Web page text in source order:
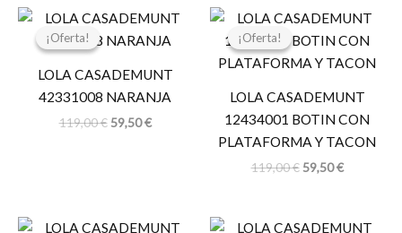
¡Oferta!
¡Oferta!
LOLA CASADEMUNT
42331008 NARANJA
119,00€
El
original
119,00 €.
59,50€
El
actual
59,50 €.
¡Oferta!
¡Oferta!
LOLA CASADEMUNT
12434001 BOTIN CON
PLATAFORMA Y TACON
119,00€
El
original
era:
59,50€
El
actual
es:
El
El
El
El